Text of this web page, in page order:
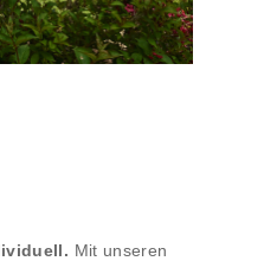
Mit unseren